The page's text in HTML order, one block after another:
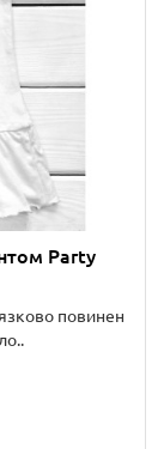
Party
повинен